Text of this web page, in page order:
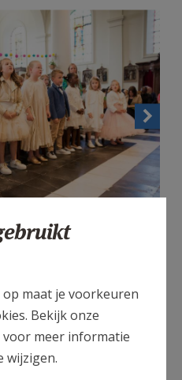
2023
maat je voorkeuren
Bekijk onze
voor meer informatie
wijzigen.